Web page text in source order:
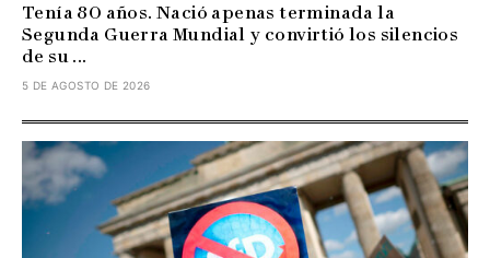
Tenía 80 años. Nació apenas terminada la
Segunda Guerra Mundial y convirtió los silencios
de su ...
5 DE AGOSTO DE 2026